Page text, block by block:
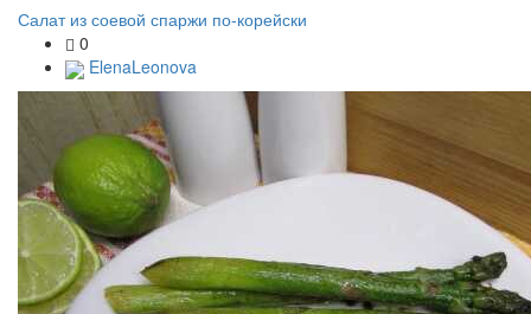
Салат из соевой спаржи по-корейски
0
ElenaLeonova